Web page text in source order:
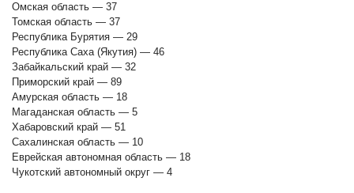
Омская область — 37
Томская область — 37
Республика Бурятия — 29
Республика Саха (Якутия) — 46
Забайкальский край — 32
Приморский край — 89
Амурская область — 18
Магаданская область — 5
Хабаровский край — 51
Сахалинская область — 10
Еврейская автономная область — 18
Чукотский автономный округ — 4